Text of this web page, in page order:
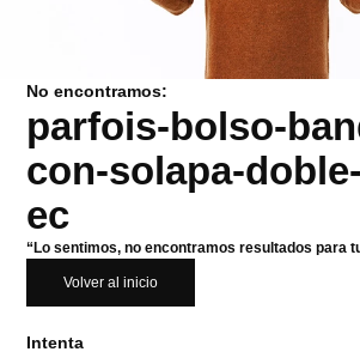
No encontramos:
parfois-bolso-
con-solapa-
ec
“Lo sentimos, no encontramos resultados para
Volver al inicio
Intenta